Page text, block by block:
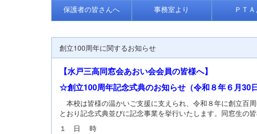
保護者の皆さんへ 事務室より ＰＴ
創立100周年に関するお知らせ
【水戸三高同窓会あおい会会員の皆様へ】
☆創立100周年記念式典のお知らせ（令和８年６月30日
本校は皆様の温かいご支援に支えられ、令和８年に創立百
とおり記念式典並びに記念事業を挙行いたします。同窓生
１ 日 時